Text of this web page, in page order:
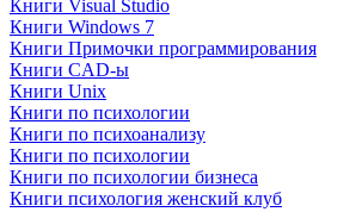
Книги Visual Studio
Книги Windows 7
Книги Примочки программирования
Книги CAD-ы
Книги Unix
Книги по психологии
Книги по психоанализу
Книги по психологии
Книги по психологии бизнеса
Книги психология женский клуб